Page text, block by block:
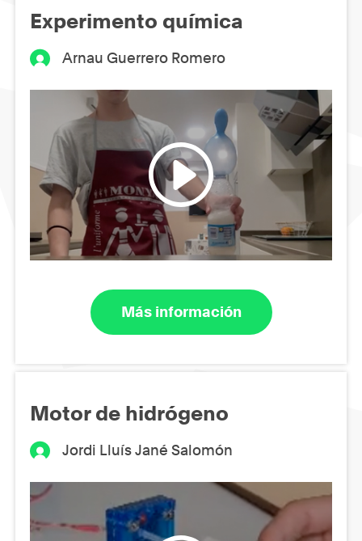
Experimento química
Arnau Guerrero Romero
Más información
Motor de hidrógeno
Jordi Lluís Jané Salomón